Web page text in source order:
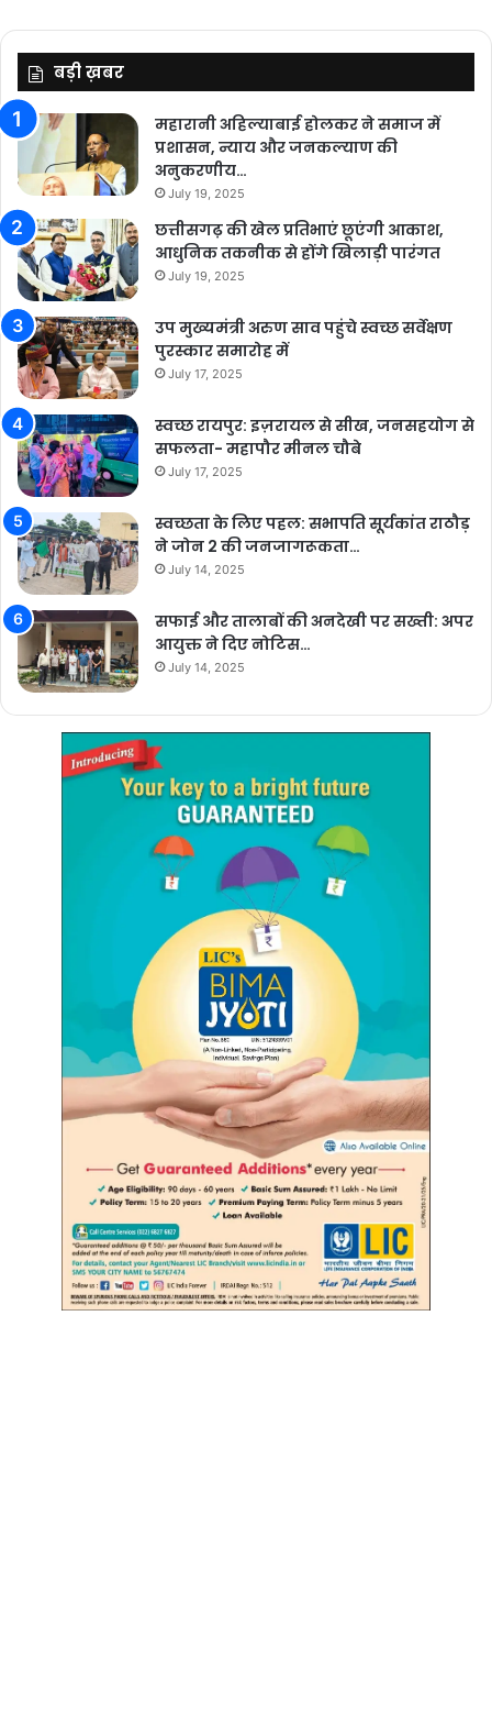
बड़ी ख़बर
महारानी अहिल्याबाई होलकर ने समाज में
प्रशासन, न्याय और जनकल्याण की
अनुकरणीय…
July 19, 2025
छत्तीसगढ़ की खेल प्रतिभाएं छूएंगी आकाश,
आधुनिक तकनीक से होंगे खिलाड़ी पारंगत
July 19, 2025
उप मुख्यमंत्री अरुण साव पहुंचे स्वच्छ सर्वेक्षण
पुरस्कार समारोह में
July 17, 2025
स्वच्छ रायपुर: इज़रायल से सीख, जनसहयोग से
सफलता- महापौर मीनल चौबे
July 17, 2025
स्वच्छता के लिए पहल: सभापति सूर्यकांत राठौड़
ने जोन 2 की जनजागरूकता…
July 14, 2025
सफाई और तालाबों की अनदेखी पर सख्ती: अपर
आयुक्त ने दिए नोटिस…
July 14, 2025